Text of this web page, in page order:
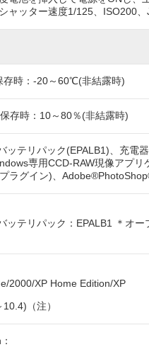
ャッター速度1/125、ISO200
時：-20～60℃(非結露時)
存時：10～80％(非結露時)
ッテリパック(EPALB1)、充電
専用CCD-RAW現像アプ
ラグイン)、
ッテリパック：EPALB1 ＊オー
2000/XP Home Edition/XP
（注）